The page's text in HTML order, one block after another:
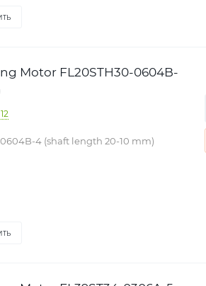
Motor FL20STH30-0604B-
4 (shaft length 20-10 mm)